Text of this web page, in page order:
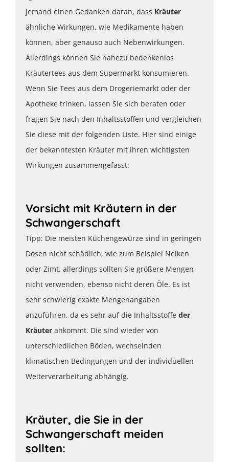
jemand einen Gedanken daran, dass Kräuter
ähnliche Wirkungen, wie Medikamente haben
können, aber genauso auch Nebenwirkungen.
Allerdings können Sie nahezu bedenkenlos
Kräutertees aus dem Supermarkt konsumieren.
Wenn Sie Tees aus dem Drogeriemarkt oder der
Apotheke trinken, lassen Sie sich beraten oder
fragen Sie nach den Inhaltsstoffen und vergleichen
Sie diese mit der folgenden Liste. Hier sind einige
der bekanntesten Kräuter mit ihren wichtigsten
Wirkungen zusammengefasst:
Vorsicht mit Kräutern in der
Schwangerschaft
Tipp: Die meisten Küchengewürze sind in geringen
Dosen nicht schädlich, wie zum Beispiel Nelken
oder Zimt, allerdings sollten Sie größere Mengen
nicht verwenden, ebenso nicht deren Öle. Es ist
sehr schwierig exakte Mengenangaben
anzuführen, da es sehr auf die Inhaltsstoffe der
Kräuter ankommt. Die sind wieder von
unterschiedlichen Böden, wechselnden
klimatischen Bedingungen und der individuellen
Weiterverarbeitung abhängig.
Kräuter, die Sie in der
Schwangerschaft meiden
sollten: